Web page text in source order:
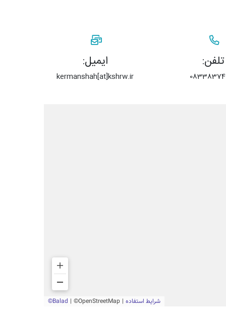
تلفن: ایمیل:
kermanshah[at]kshrw.ir